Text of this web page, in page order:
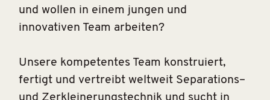
und wollen in einem jungen und
innovativen Team arbeiten?
Unsere kompetentes Team konstruiert,
fertigt und vertreibt weltweit Separations–